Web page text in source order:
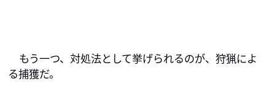
もう一つ、対処法として挙げられるのが、狩猟によ
る捕獲だ。